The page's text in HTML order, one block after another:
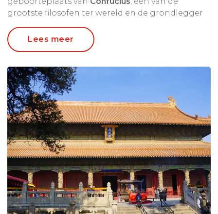
grootste filosofen ter wereld en de grondlegger
van het Confucianisme. Zonder Confucius was
het wellicht heel anders gelopen in China want
tot op de dag van vandaag is de invloed van de
voegen.
In Qufu kunt u het groteske en mooi
gerestaureerde wooncomplex van Confucius
bezoeken, evenals de Confucius-tempel en de
pagode - begraafplaats van de "Kong" familie. U
zult er veel Chinezen tegenkomen die een
pelgrimage hebben ondernomen om het
gedachtegoed van deze wijsgeer in allerlei
facetten te beleven. Het aaien van eeuwenoude
bomen, wierook branden als offer aan de kennis
en literatuur, het prevelen uit de ''The Great
Lees meer